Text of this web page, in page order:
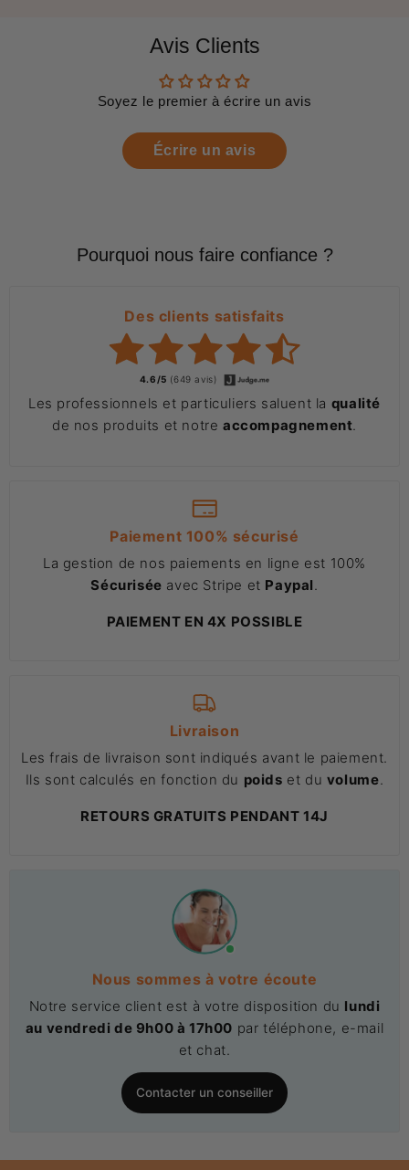
Avis Clients
Soyez le premier à écrire un avis
Écrire un avis
Pourquoi nous faire confiance ?
Des clients satisfaits
4.6/5 (649 avis)
Les professionnels et particuliers saluent la qualité
de nos produits et notre accompagnement.
Paiement 100% sécurisé
La gestion de nos paiements en ligne est 100%
Sécurisée avec Stripe et Paypal.
PAIEMENT EN 4X POSSIBLE
Livraison
Les frais de livraison sont indiqués avant le paiement.
Ils sont calculés en fonction du poids et du volume.
RETOURS GRATUITS PENDANT 14J
Nous sommes à votre écoute
Notre service client est à votre disposition du lundi
au vendredi de 9h00 à 17h00 par téléphone, e-mail
et chat.
Contacter un conseiller